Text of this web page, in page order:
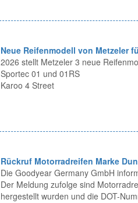
Neue Reifenmodell von Metzeler
2026 stellt Metzeler 3 neue
Sportec 01 und 01RS
Karoo 4 Street
Rückruf Motorradreifen Marke
Die Goodyear Germany GmbH
Der Meldung zufolge sind
hergestellt wurden und die DOT-